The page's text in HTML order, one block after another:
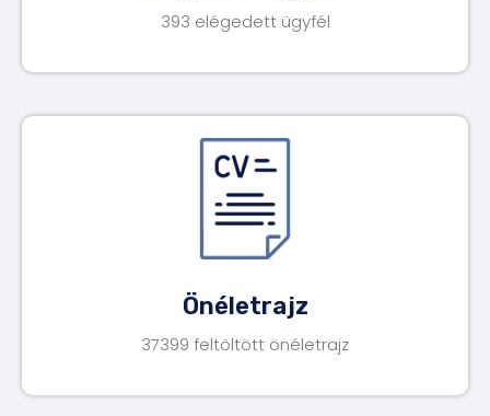
393 elégedett ügyfél
Önéletrajz
37399 feltöltött önéletrajz